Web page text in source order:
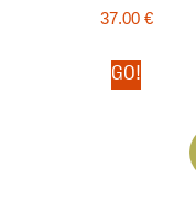
37.00 €
GO!